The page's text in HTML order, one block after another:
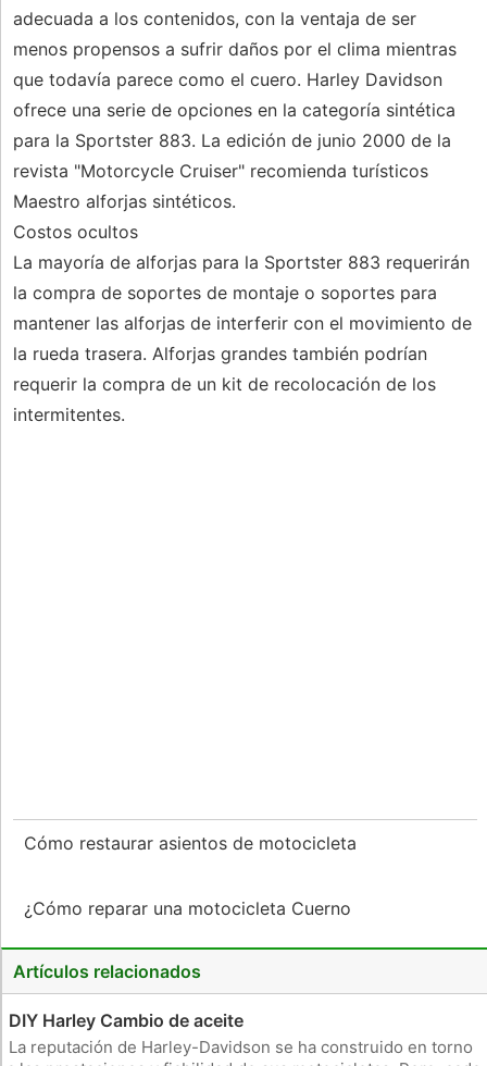
adecuada a los contenidos, con la ventaja de ser
menos propensos a sufrir daños por el clima mientras
que todavía parece como el cuero. Harley Davidson
ofrece una serie de opciones en la categoría sintética
para la Sportster 883. La edición de junio 2000 de la
revista "Motorcycle Cruiser" recomienda turísticos
Maestro alforjas sintéticos.
Costos ocultos
La mayoría de alforjas para la Sportster 883 requerirán
la compra de soportes de montaje o soportes para
mantener las alforjas de interferir con el movimiento de
la rueda trasera. Alforjas grandes también podrían
requerir la compra de un kit de recolocación de los
intermitentes.
Cómo restaurar asientos de motocicleta
¿Cómo reparar una motocicleta Cuerno
Artículos relacionados
DIY Harley Cambio de aceite
La reputación de Harley-Davidson se ha construido en torno